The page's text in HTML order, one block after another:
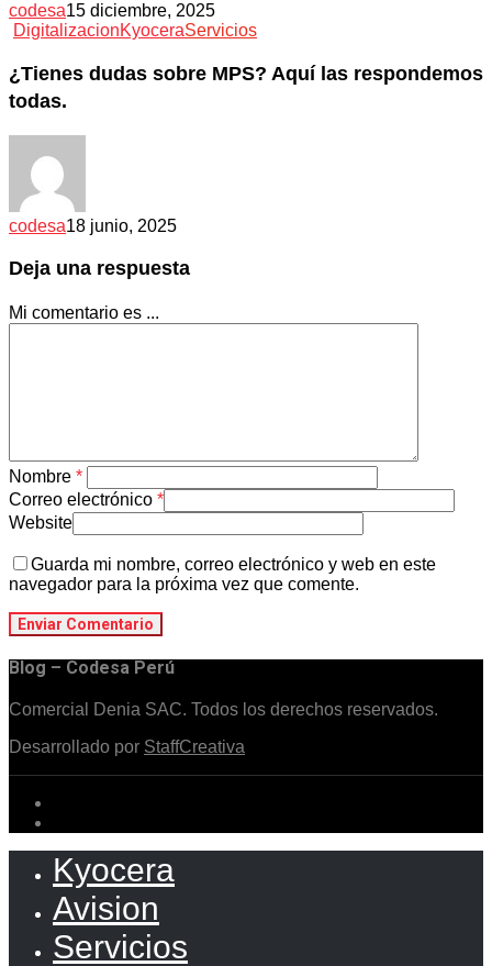
codesa15 diciembre, 2025
DigitalizacionKyoceraServicios
¿Tienes dudas sobre MPS? Aquí las respondemos
todas.
codesa18 junio, 2025
Deja una respuesta
Mi comentario es ...
Nombre *
Correo electrónico *
Website
Guarda mi nombre, correo electrónico y web en este
navegador para la próxima vez que comente.
Blog – Codesa Perú
Comercial Denia SAC. Todos los derechos reservados.
Desarrollado por StaffCreativa
Kyocera
Avision
Servicios